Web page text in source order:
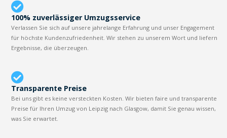
100% zuverlässiger Umzugsservice
Verlassen Sie sich auf unsere jahrelange Erfahrung und unser Engagement
für höchste Kundenzufriedenheit. Wir stehen zu unserem Wort und liefern
Ergebnisse, die überzeugen.
Transparente Preise
Bei uns gibt es keine versteckten Kosten. Wir bieten faire und transparente
Preise für Ihren Umzug von Leipzig nach Glasgow, damit Sie genau wissen,
was Sie erwartet.